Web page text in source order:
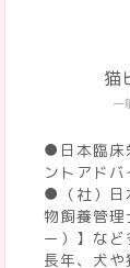
一
猫
●日本臨床
ントアドバ
●（社）日
物飼養管
ー）】など
長年、犬